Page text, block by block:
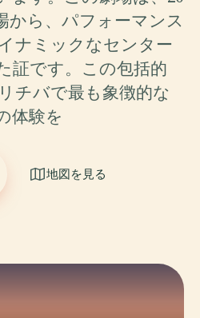
から、パフォーマンス
ナミックなセンター
証です。この包括的
チバで最も象徴的な
体験を
地図を見る